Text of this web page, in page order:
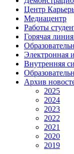
Центр
Медиацентр
Работы
Горячая
Электронная
Внутренняя
Архив
2025
2024
2023
2022
2021
2020
2019